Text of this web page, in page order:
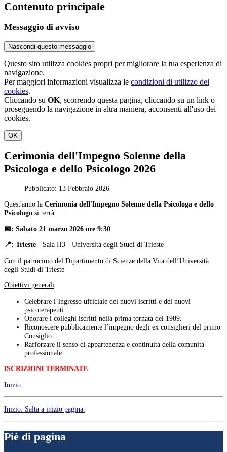
Contenuto principale
Messaggio di avviso
Nascondi questo messaggio
Questo sito utilizza cookies propri per migliorare la tua esperienza di
navigazione.
Per maggiori informazioni visualizza le condizioni di utilizzo dei
cookies.
Cliccando su OK, scorrendo questa pagina, cliccando su un link o
proseguendo la navigazione in altra maniera, acconsenti all'uso dei
cookies.
OK
Cerimonia dell'Impegno Solenne della
Psicologa e dello Psicologo 2026
Pubblicato: 13 Febbraio 2026
Quest'anno la Cerimonia dell'Impegno Solenne della Psicologa e dello
Psicologo si terrà:
📅: Sabato 21 marzo 2026 ore 9:30
📍: Trieste - Sala H3 - Università degli Studi di Trieste
Con il patrocinio del Dipartimento di Scienze della Vita dell’Università
degli Studi di Trieste
Obiettivi generali
Celebrare l’ingresso ufficiale dei nuovi iscritti e dei nuovi
psicoterapeuti.
Onorare i colleghi iscritti nella prima tornata del 1989.
Riconoscere pubblicamente l’impegno degli ex consiglieri del primo
Consiglio.
Rafforzare il senso di appartenenza e continuità della comunità
professionale.
ISCRIZIONI TERMINATE
Inizio
Inizio . Salta a inizio pagina.
Piè di pagina